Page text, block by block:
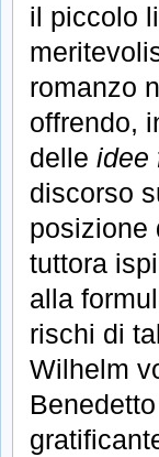
il piccolo
romanzo
offrendo,
delle idee
discorso
posizione
tuttora
alla
rischi di
Wilhelm